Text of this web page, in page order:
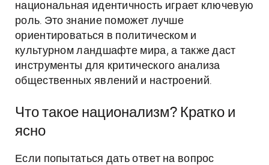
национальная идентичность играет ключевую
роль. Это знание поможет лучше
ориентироваться в политическом и
культурном ландшафте мира, а также даст
инструменты для критического анализа
общественных явлений и настроений.
Что такое национализм? Кратко и
ясно
Если попытаться дать ответ на вопрос